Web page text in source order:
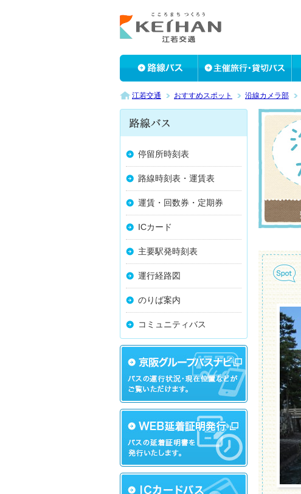
江若交通 おすすめスポット 沿線カメラ部
停留所時刻表
路線時刻表・運賃表
運賃・回数券・定期券
ICカード
主要駅発時刻表
運行経路図
のりば案内
コミュニティバス